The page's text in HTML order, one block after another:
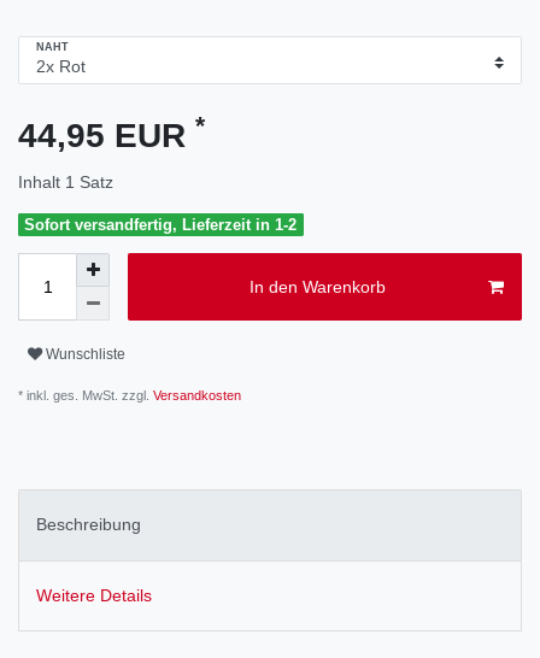
NAHT
44,95 EUR *
Inhalt 1 Satz
Sofort versandfertig, Lieferzeit in 1-2
In den Warenkorb
Wunschliste
* inkl. ges. MwSt. zzgl. Versandkosten
Beschreibung
Weitere Details